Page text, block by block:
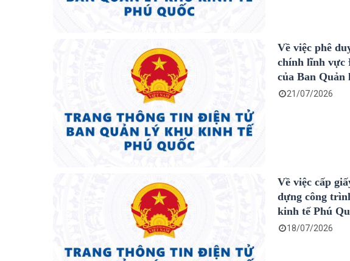
Về việc phê
chính lĩnh vực
của Ban
21/07/2026
Về việc cấp
dựng công
kinh tế Phú
18/07/2026